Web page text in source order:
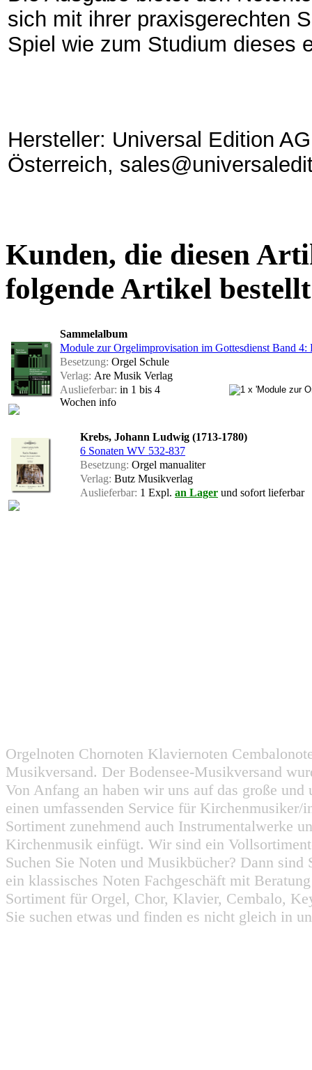
sich mit ihrer praxisgerechten
Spiel wie zum Studium dieses
Hersteller: Universal Edition
Österreich,
Kunden, die diesen
folgende Artikel
Sammelalbum
Module zur Orgelimprovisation im Gottesdienst Band
Besetzung: Orgel Schule
Verlag: Are Musik Verlag
Auslieferbar: in 1 bis 4
Wochen info
Krebs, Johann Ludwig (1713-1780)
6 Sonaten WV 532-837
Besetzung: Orgel manualiter
Verlag: Butz Musikverlag
Auslieferbar: 1 Expl. an Lager und sofort lieferbar
Orgelnoten Chornoten Klaviernoten
Musikversand. Der Bodensee-Musikversand
Von Anfang an haben wir uns auf das große
einen umfassenden Service für
Sortiment zunehmend auch Instrumentalwerke
Kirchenmusik einfügt. Wir sind ein
Suchen Sie Noten und Musikbücher? Dann
ein klassisches Noten Fachgeschäft mit
Sortiment für Orgel, Chor, Klavier, Cembalo,
Sie suchen etwas und finden es nicht gleich in